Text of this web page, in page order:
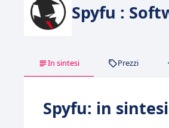
Spyfu :
In sintesi Prezzi
Spyfu: in sintesi